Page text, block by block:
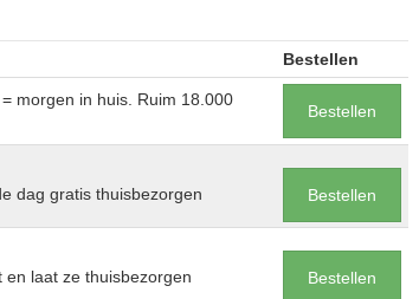
Bestellen
morgen in huis. Ruim 18.000
Bestellen
dag gratis thuisbezorgen Bestellen
en laat ze thuisbezorgen Bestellen